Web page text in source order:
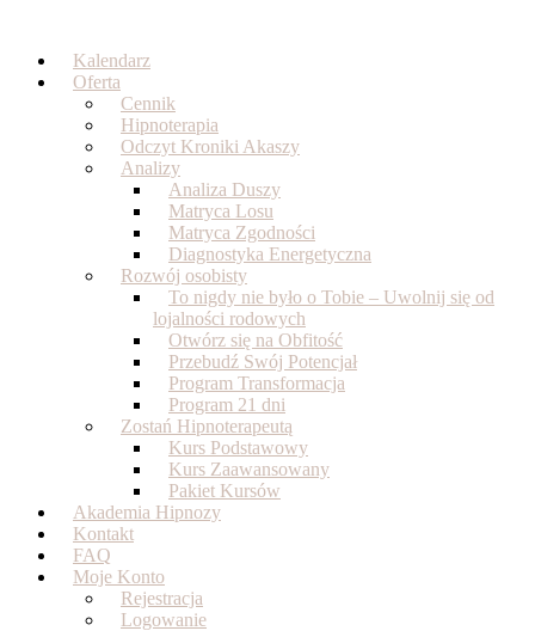
content
Kalendarz
Oferta
Cennik
Hipnoterapia
Odczyt Kroniki Akaszy
Analizy
Analiza Duszy
Matryca Losu
Matryca Zgodności
Diagnostyka Energetyczna
Rozwój osobisty
To nigdy nie było o Tobie – Uwolnij się od
lojalności rodowych
Otwórz się na Obfitość
Przebudź Swój Potencjał
Program Transformacja
Program 21 dni
Zostań Hipnoterapeutą
Kurs Podstawowy
Kurs Zaawansowany
Pakiet Kursów
Akademia Hipnozy
Kontakt
FAQ
Moje Konto
Rejestracja
Logowanie